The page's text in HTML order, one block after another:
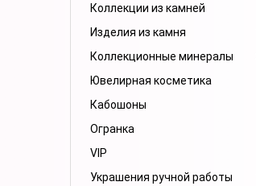
Коллекции из камней
Изделия из камня
Коллекционные минералы
Ювелирная косметика
Кабошоны
Огранка
VIP
Украшения ручной работы